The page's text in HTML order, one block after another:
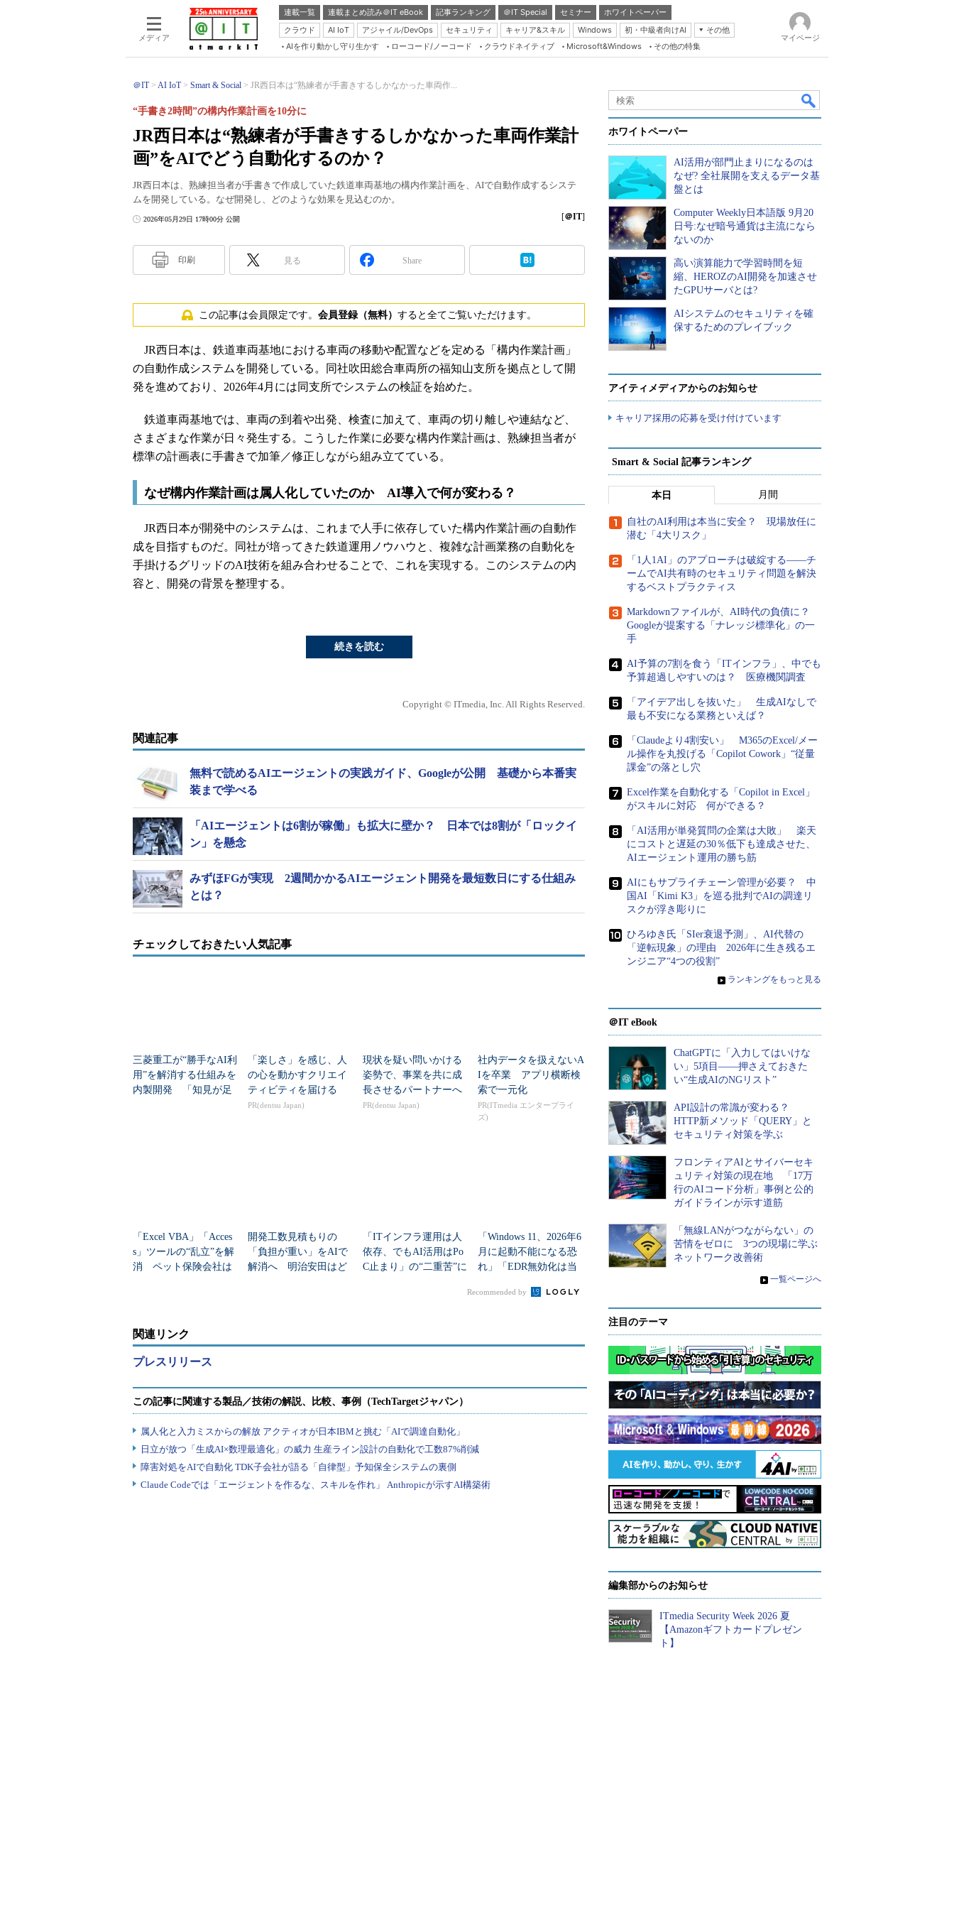
メディア
連載一覧 連載まとめ読み＠IT eBook 記事ランキング ＠IT Special セミナー
ホワイトペーパー
クラウド
AI IoT アジャイル/DevOps セキュリティ キャリア&スキル Windows 初・中級者向けAI
その他
Server & Storage
Java Agile
Database Expert
Linux ＆ OSS
Master of IP Network
Security & Trust
ブログ
AIを作り動かし守り生かす ローコード/ノーコード クラウドネイティブ Microsoft&Windows その他の特集
マイページ
＠IT AI IoT Smart & Social JR西日本は“熟練者が手書きするしかなかった車両作...
JR西日本は“熟練者が手書きするしかなかった車両作業計
画”をAIでどう自動化するのか？
“手書き2時間”の構内作業計画を10分に
JR西日本は、熟練担当者が手書きで作成していた鉄道車両基地の構内作業計画を、AIで自動作成するシステ
ムを開発している。なぜ開発し、どのような効果を見込むのか。
2026年05月29日 17時00分 公開 [＠IT]
印刷 見る Share
この記事は会員限定です。 会員登録（無料） すると全てご覧いただけます。
JR西日本は、鉄道車両基地における車両の移動や配置などを定める「構内作業計画」
の自動作成システムを開発している。同社吹田総合車両所の福知山支所を拠点として開
発を進めており、2026年4月には同支所でシステムの検証を始めた。
鉄道車両基地では、車両の到着や出発、検査に加えて、車両の切り離しや連結など、
さまざまな作業が日々発生する。こうした作業に必要な構内作業計画は、熟練担当者が
標準の計画表に手書きで加筆／修正しながら組み立てている。
なぜ構内作業計画は属人化していたのか AI導入で何が変わる？
JR西日本が開発中のシステムは、これまで人手に依存していた構内作業計画の自動作
成を目指すものだ。同社が培ってきた鉄道運用ノウハウと、複雑な計画業務の自動化を
手掛けるグリッドのAI技術を組み合わせることで、これを実現する。このシステムの内
容と、開発の背景を整理する。
続きを読む
Copyright © ITmedia, Inc. All Rights Reserved.
関連記事
無料で読めるAIエージェントの実践ガイド、Googleが公開 基礎から本番実
装まで学べる
「AIエージェントは6割が稼働」も拡大に壁か？ 日本では8割が「ロックイ
ン」を懸念
みずほFGが実現 2週間かかるAIエージェント開発を最短数日にする仕組み
とは？
チェックしておきたい人気記事
三菱重工が“勝手なAI利
用”を解消する仕組みを
内製開発 「知見が足
「楽しさ」を感じ、人
の心を動かすクリエイ
ティビティを届ける
PR(dentsu Japan)
現状を疑い問いかける
姿勢で、事業を共に成
長させるパートナーへ
PR(dentsu Japan)
社内データを扱えないA
Iを卒業 アプリ横断検
索で一元化
PR(ITmedia エンタープライ
ズ)
「Excel VBA」「Acces
s」ツールの“乱立”を解
消 ペット保険会社は
開発工数見積もりの
「負担が重い」をAIで
解消へ 明治安田はど
「ITインフラ運用は人
依存、でもAI活用はPo
C止まり」の“二重苦”に
「Windows 11、2026年6
月に起動不能になる恐
れ」「EDR無効化は当
べきIT運用
Recommended by
関連リンク
プレスリリース
ホワイトペーパー
AI活用が部門止まりになるのは
なぜ? 全社展開を支えるデータ基
盤とは
Computer Weekly日本語版 9月20
日号:なぜ暗号通貨は主流になら
ないのか
高い演算能力で学習時間を短
縮、HEROZのAI開発を加速させ
たGPUサーバとは?
AIシステムのセキュリティを確
保するためのプレイブック
アイティメディアからのお知らせ
キャリア採用の応募を受け付けています
Smart & Social 記事ランキング
本日 月間
自社のAI利用は本当に安全？ 現場放任に
潜む「4大リスク」
「1人1AI」のアプローチは破綻する――チ
ームでAI共有時のセキュリティ問題を解決
するベストプラクティス
Markdownファイルが、AI時代の負債に？
Googleが提案する「ナレッジ標準化」の一
手
AI予算の7割を食う「ITインフラ」、中でも
予算超過しやすいのは？ 医療機関調査
「アイデア出しを抜いた」 生成AIなしで
最も不安になる業務といえば？
「Claudeより4割安い」 M365のExcel/メー
ル操作を丸投げる「Copilot Cowork」“従量
課金”の落とし穴
Excel作業を自動化する「Copilot in Excel」
がスキルに対応 何ができる？
「AI活用が単発質問の企業は大敗」 楽天
にコストと遅延の30％低下も達成させた、
AIエージェント運用の勝ち筋
AIにもサプライチェーン管理が必要？ 中
国AI「Kimi K3」を巡る批判でAIの調達リ
スクが浮き彫りに
ひろゆき氏「SIer衰退予測」、AI代替の
「逆転現象」の理由 2026年に生き残るエ
ンジニア“4つの役割”
» ランキングをもっと見る
＠IT eBook
ChatGPTに「入力してはいけな
い」5項目――押さえておきた
い“生成AIのNGリスト”
API設計の常識が変わる？
HTTP新メソッド「QUERY」と
セキュリティ対策を学ぶ
フロンティアAIとサイバーセキ
ュリティ対策の現在地 「17万
行のAIコード分析」事例と公的
ガイドラインが示す道筋
「無線LANがつながらない」の
苦情をゼロに 3つの現場に学ぶ
ネットワーク改善術
» 一覧ページへ
注目のテーマ
編集部からのお知らせ
ITmedia Security Week 2026 夏
【Amazonギフトカードプレゼン
ト】